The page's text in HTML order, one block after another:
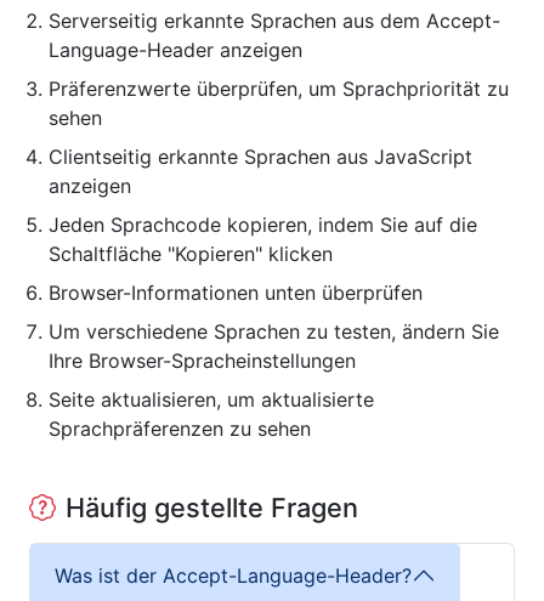
Serverseitig erkannte Sprachen aus dem Accept-
Language-Header anzeigen
Präferenzwerte überprüfen, um Sprachpriorität zu
sehen
Clientseitig erkannte Sprachen aus JavaScript
anzeigen
Jeden Sprachcode kopieren, indem Sie auf die
Schaltfläche "Kopieren" klicken
Browser-Informationen unten überprüfen
Um verschiedene Sprachen zu testen, ändern Sie
Ihre Browser-Spracheinstellungen
Seite aktualisieren, um aktualisierte
Sprachpräferenzen zu sehen
Häufig gestellte Fragen
Was ist der Accept-Language-Header?